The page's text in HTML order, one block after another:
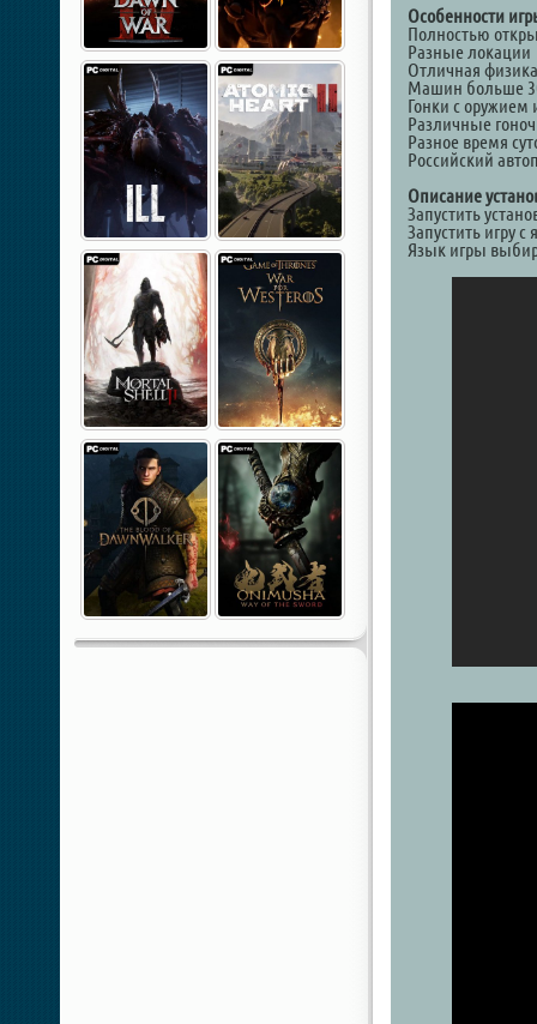
Особенности
Полностью
Разные локации
Отличная
Машин больше
Гонки с оружием
Различные
Разное время
Российский
Описание
Запустить
Запустить игру
Язык игры